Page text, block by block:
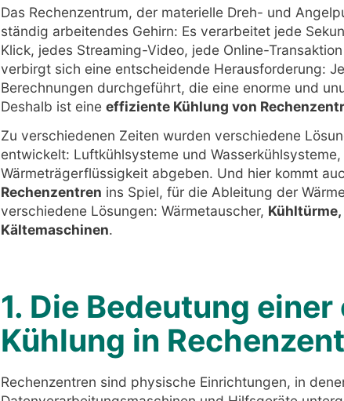
Das Rechenzentrum, der materielle Dreh- und
ständig arbeitendes Gehirn: Es verarbeitet jede
Klick, jedes Streaming-Video, jede Online-
verbirgt sich eine entscheidende Herausforderung:
Berechnungen durchgeführt, die eine enorme und
Deshalb ist eine effiziente Kühlung von
Zu verschiedenen Zeiten wurden verschiedene
entwickelt: Luftkühlsysteme und
Wärmeträgerflüssigkeit abgeben. Und hier kommt
Rechenzentren ins Spiel, für die Ableitung der
verschiedene Lösungen: Wärmetauscher,
Kältemaschinen.
1. Die Bedeutung
Kühlung in
Rechenzentren sind physische Einrichtungen, in